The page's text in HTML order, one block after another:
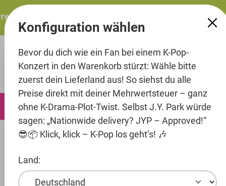
springen
ITZY – ITZY 3RD WORLD TOUR “TUNNEL
0
Artists Yuehua Entertainment Yena
Produkte ansehen
Konfiguration wählen
Bevor du dich wie ein Fan bei einem K-Pop-
Konzert in den Warenkorb stürzt: Wähle bitte
zuerst dein Lieferland aus! So siehst du alle
Preise direkt mit deiner Mehrwertsteuer – ganz
ohne K-Drama-Plot-Twist. Selbst J.Y. Park würde
sagen: „Nationwide delivery? JYP – Approved!“
😎📦 Klick, klick – K-Pop los geht’s! 🎶
Land: